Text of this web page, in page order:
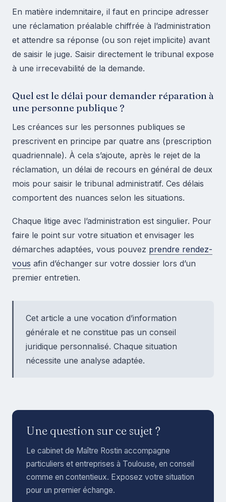
En matière indemnitaire, il faut en principe adresser
une réclamation préalable chiffrée à l’administration
et attendre sa réponse (ou son rejet implicite) avant
de saisir le juge. Saisir directement le tribunal expose
à une irrecevabilité de la demande.
Quel est le délai pour demander réparation à
une personne publique ?
Les créances sur les personnes publiques se
prescrivent en principe par quatre ans (prescription
quadriennale). À cela s’ajoute, après le rejet de la
réclamation, un délai de recours en général de deux
mois pour saisir le tribunal administratif. Ces délais
comportent des nuances selon les situations.
Chaque litige avec l’administration est singulier. Pour
faire le point sur votre situation et envisager les
démarches adaptées, vous pouvez prendre rendez-
vous afin d’échanger sur votre dossier lors d’un
premier entretien.
Cet article a une vocation d’information
générale et ne constitue pas un conseil
juridique personnalisé. Chaque situation
nécessite une analyse adaptée.
Une question sur ce sujet ?
Le cabinet de Maître Rostin accompagne
particuliers et entreprises à Toulouse, en conseil
comme en contentieux. Exposez votre situation
pour un premier échange.